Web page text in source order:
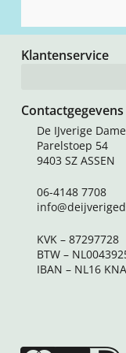
Klantenservice
Contactgegevens
De IJverige
Parelstoep 54
9403 SZ ASSEN
06-4148 7708
KVK – 87297728
BTW –
IBAN – NL16